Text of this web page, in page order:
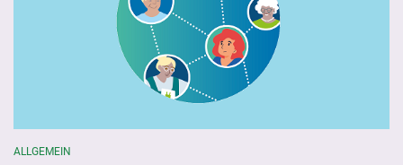
ALLGEMEIN